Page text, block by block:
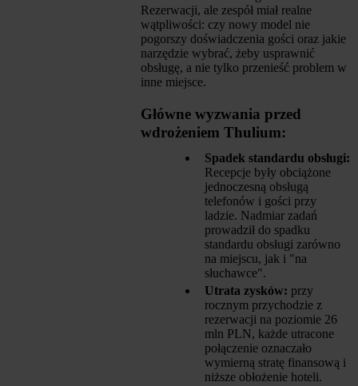
Rezerwacji, ale zespół miał realne
wątpliwości: czy nowy model nie
pogorszy doświadczenia gości oraz jakie
narzędzie wybrać, żeby usprawnić
obsługę, a nie tylko przenieść problem w
inne miejsce.
Główne wyzwania przed
wdrożeniem Thulium:
Spadek standardu obsługi:
Recepcje były obciążone
jednoczesną obsługą
telefonów i gości przy
ladzie. Nadmiar zadań
prowadził do spadku
standardu obsługi zarówno
na miejscu, jak i "na
słuchawce".
Utrata zysków: przy
rocznym przychodzie z
rezerwacji na poziomie 26
mln PLN, każde utracone
połączenie oznaczało
wymierną stratę finansową i
niższe obłożenie hoteli.